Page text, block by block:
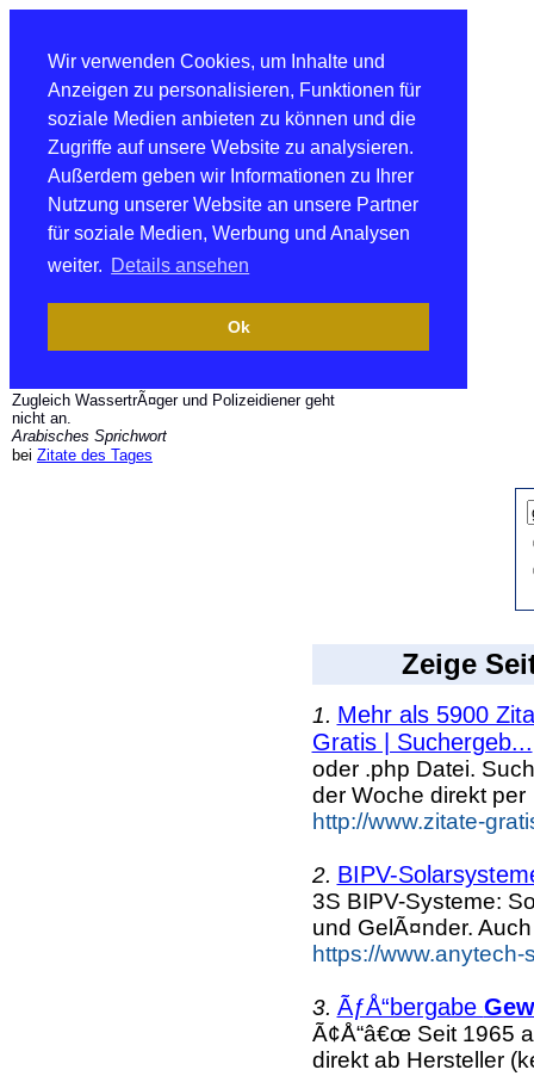
Wir verwenden Cookies, um Inhalte und
Anzeigen zu personalisieren, Funktionen für
soziale Medien anbieten zu können und die
Zugriffe auf unsere Website zu analysieren.
Außerdem geben wir Informationen zu Ihrer
Nutzung unserer Website an unsere Partner
für soziale Medien, Werbung und Analysen
weiter. Details ansehen
Ok
Zugleich WassertrÃ¤ger und Polizeidiener geht
nicht an.
Arabisches Sprichwort
bei Zitate des Tages
Zeige
1. Mehr als 5900
Gratis | Suchergeb...
oder .php Datei.
der Woche direkt per
http://www.zitate-
2. BIPV-
3S BIPV-Systeme:
und GelÃ¤nder. Auch
https://
3. ÃƒÅ“bergabe
Ã¢Å“â€œ Seit 1965
direkt ab Hersteller